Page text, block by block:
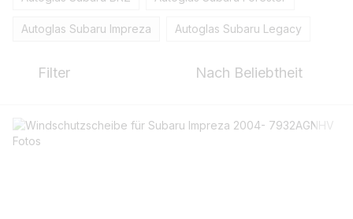
Autoglas Subaru Impreza Autoglas Subaru Legacy
Filter Nach Beliebtheit